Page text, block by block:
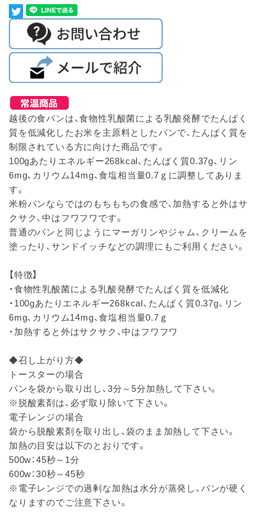
越後の食パンは、食物性乳酸菌による乳酸発酵でたんぱく
質を低減化したお米を主原料としたパンで、たんぱく質を
制限されている方に向けた商品です。
100gあたりエネルギー268kcal、たんぱく質0.37g、リン
6mg、カリウム14mg、食塩相当量0.7ｇに調整してありま
す。
米粉パンならではのもちもちの食感で、加熱すると外はサ
クサク、中はフワフワです。
普通のパンと同じようにマーガリンやジャム、クリームを
塗ったり、サンドイッチなどの調理にもご利用ください。
【特徴】
・食物性乳酸菌による乳酸発酵でたんぱく質を低減化
・100gあたりエネルギー268kcal、たんぱく質0.37g、リン
6mg、カリウム14mg、食塩相当量0.7ｇ
・加熱すると外はサクサク、中はフワフワ
◆召し上がり方◆
トースターの場合
パンを袋から取り出し、3分～5分加熱して下さい。
※脱酸素剤は、必ず取り除いて下さい。
電子レンジの場合
袋から脱酸素剤を取り出し、袋のまま加熱して下さい。
加熱の目安は以下のとおりです。
500w：45秒～1分
600w：30秒～45秒
※電子レンジでの過剰な加熱は水分が蒸発し、パンが硬く
なりますのでご注意下さい。